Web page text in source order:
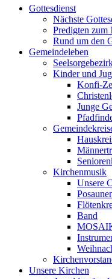
Gottesdienst
Nächste
Predigten zum
Rund um den
Gemeindeleben
Kinder und
Konfi-
Junge
Kirchenmusik
Unsere
Band
Unsere Kirchen